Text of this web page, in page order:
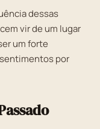
dessas
vir de um lugar
um forte
por